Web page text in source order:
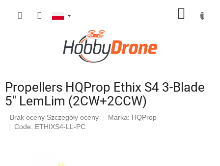
Propellers HQProp Ethix S4 3-Blade
5" LemLim (2CW+2CCW)
Średnia
ocena
Brak oceny Szczegóły oceny Marka: HQProp
Code: ETHIXS4-LL-PC